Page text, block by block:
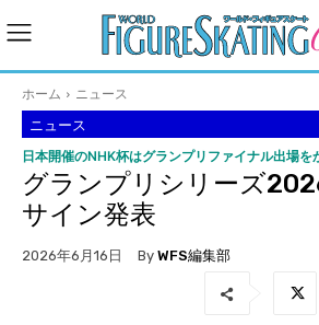
ホーム ニュース
ニュース
日本開催のNHK杯はグランプリファイナル出場を
グランプリシリーズ
サイン発表
2026年6月16日 By WFS編集部